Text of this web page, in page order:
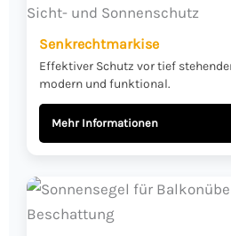
Senkrechtmarkise
Effektiver Schutz vor tief
modern und funktional.
Mehr Informationen